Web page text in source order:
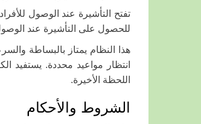
تفتح التأشيرة عند الوصول
للحصول على التأشيرة عند
هذا النظام يمتاز بالبساطة
انتظار مواعيد محددة. يستفيد
اللحظة الأخيرة.
الشروط والأحكام